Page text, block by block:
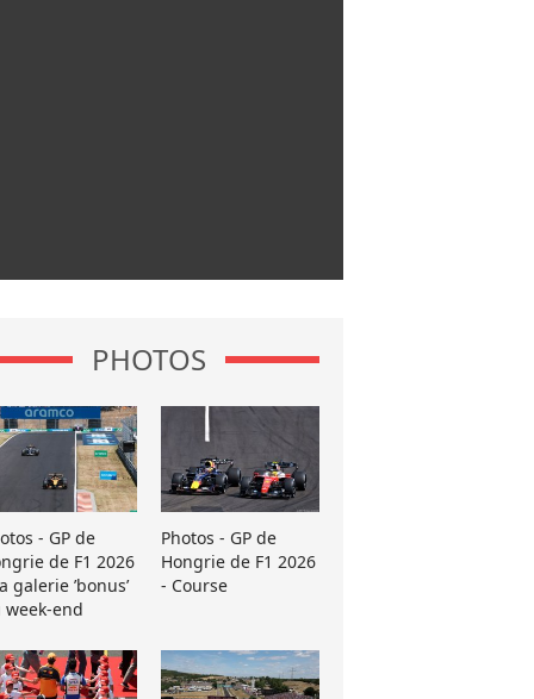
PHOTOS
- GP de
de F1 2026
galerie ’bonus’
week-end
Photos - GP de
Hongrie de F1 2026
- Course